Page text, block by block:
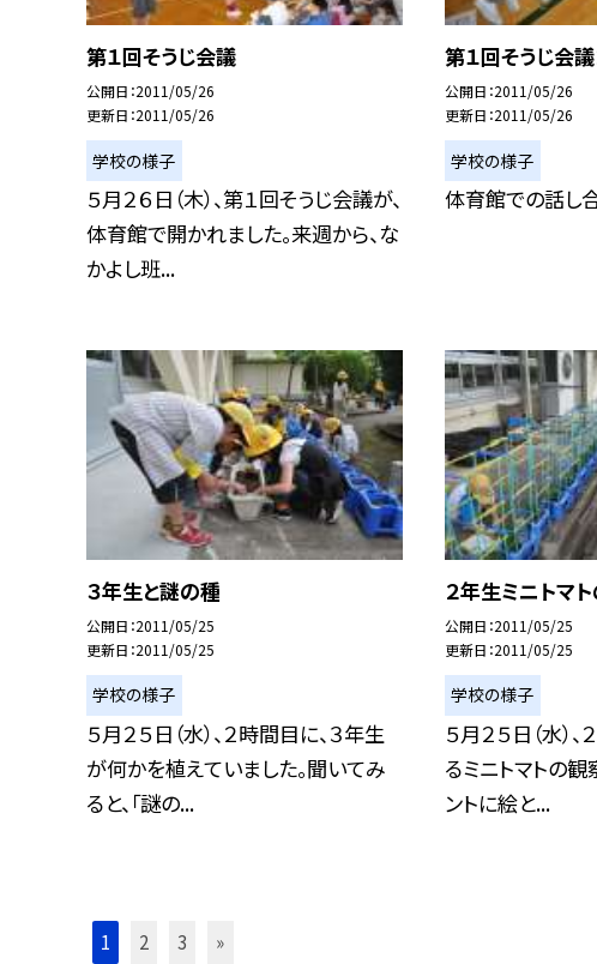
第１回そうじ会議
公開日 2011/05/26
更新日 2011/05/26
学校の様子
５月２６日（木）、第１回そうじ会議が、
体育館で開かれました。来週から、な
かよし班...
第１回そうじ会議
公開日 2011/05/26
更新日 2011/05/26
学校の様子
体育館での話し
３年生と謎の種
公開日 2011/05/25
更新日 2011/05/25
学校の様子
５月２５日（水）、２時間目に、３年生
が何かを植えていました。聞いてみ
ると、「謎の...
２年生ミニトマ
公開日 2011/05/25
更新日 2011/05/25
学校の様子
５月２５日（水）
るミニトマトの観
ントに絵と...
1 2 3 »